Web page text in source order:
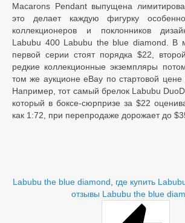
Macarons Pendant выпущена
это делает каждую фигурку
коллекционеров и поклонников
Labubu 400 Labubu the blue diamond. В
первой серии стоят порядка $22,
редкие коллекционные экземпляры
том же аукционе eBay по стартовой цене
Например, тот самый брелок Labubu
который в боксе-сюрпризе за $22
как 1:72, при перепродаже дорожает до
Labubu the blue diamond, где купить
отзывы Labubu the blue